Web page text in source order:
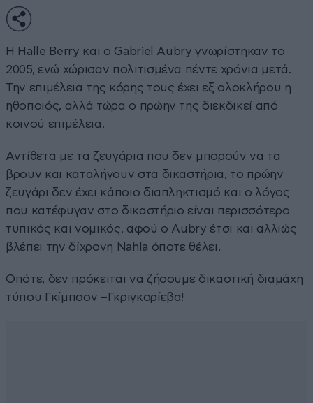
Η Halle Berry και ο Gabriel Aubry γνωρίστηκαν το
2005, ενώ χώρισαν πολιτισμένα πέντε χρόνια μετά.
Την επιμέλεια της κόρης τους έχει εξ ολοκλήρου η
ηθοποιός, αλλά τώρα ο πρώην της διεκδικεί από
κοινού επιμέλεια.
Αντίθετα με τα ζευγάρια που δεν μπορούν να τα
βρουν και καταλήγουν στα δικαστήρια, το πρώην
ζευγάρι δεν έχει κάποιο διαπληκτισμό και ο λόγος
που κατέφυγαν στο δικαστήριο είναι περισσότερο
τυπικός και νομικός, αφού ο Aubry έτσι και αλλιώς
βλέπει την δίχρονη Nahla όποτε θέλει.
Οπότε, δεν πρόκειται να ζήσουμε δικαστική διαμάχη
τύπου Γκίμπσον –Γκριγκορίεβα!